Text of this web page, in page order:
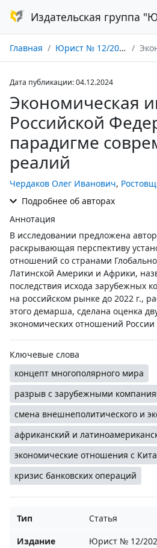
Издательская группа
Главная Юрист № 12/2024 Экономическая
Дата публикации: 04.12.2024
Экономическая
Российской
парадигме
реалий
Чердаков Олег Иванович,
Подробнее об авторах
Аннотация
В исследовании предложена
раскрывающая перспективу
отношений со странами
Латинской Америки и Африки,
последствия исхода зарубежных
на российском рынке до 2022 г.,
этого демарша, сделана оценка
экономических отношений России
Ключевые слова
концепт многополярного мира
разрыв с зарубежными
смена внешнеполитического и
африканский и
экономические отношения с
кризис банковских операций
Тип
Статья
Издание
Юрист № 12/